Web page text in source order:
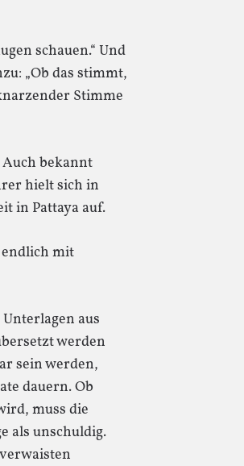
schauen.“ Und
„Ob das stimmt,
Stimme
Auch bekannt
hielt sich in
in Pattaya auf.
mit
aus
werden
sein werden,
dauern. Ob
muss die
als unschuldig.